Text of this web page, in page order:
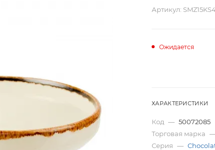
Артикул:
Ожидается
ХАРАКТЕРИСТИКИ
Код — 50072085
Торговая марка
Серия —